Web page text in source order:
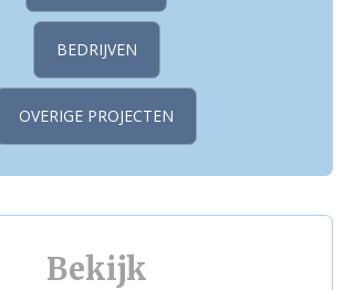
BEDRIJVEN
OVERIGE PROJECTEN
Bekijk